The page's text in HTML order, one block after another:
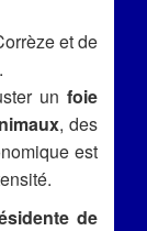
et de
un foie
, des
est
de